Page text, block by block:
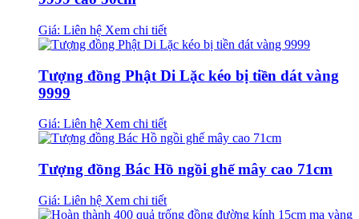
Giá: Liên hệ Xem chi tiết
Tượng đồng Phật Di Lặc kéo bị tiền dát vàng
9999
Giá: Liên hệ Xem chi tiết
Tượng đồng Bác Hồ ngồi ghế mây cao 71cm
Giá: Liên hệ Xem chi tiết